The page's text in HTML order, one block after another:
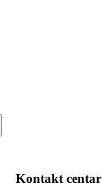
Kontakt centar